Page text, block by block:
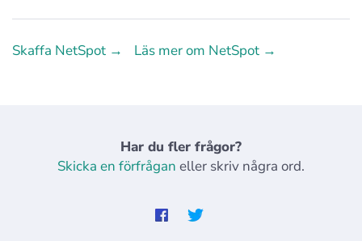
Skaffa NetSpot → Läs mer om NetSpot →
Har du fler frågor?
Skicka en förfrågan eller skriv några ord.